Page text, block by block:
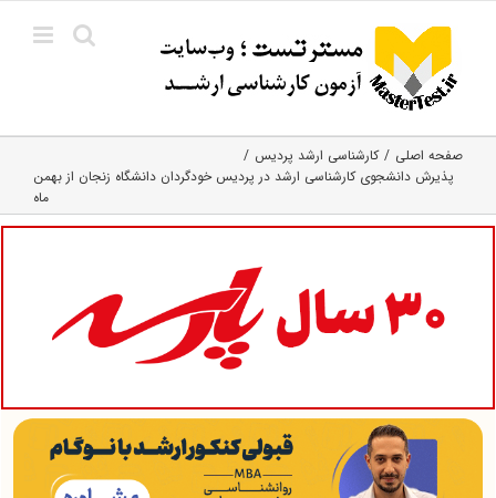
content
صفحه اصلی
کارشناسی ارشد پردیس
پذیرش دانشجوی کارشناسی ارشد در پردیس خودگردان دانشگاه زنجان از بهمن
ماه